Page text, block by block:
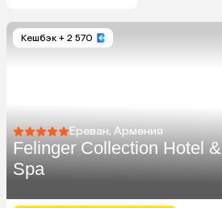
Кешбэк + 2 570
Ереван, Армения
Felinger Collection Hotel &
Spa